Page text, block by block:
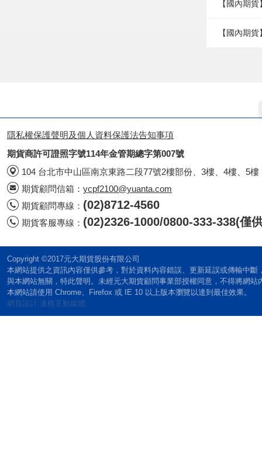
【國內期
【國內期
隱私權保護聲明及個人資料保護法告知事項
期貨商許可證照字號114年金管期總字第007號
104 台北市中山區南京東路二段77號2樓部份、3樓、4樓、5樓
期貨顧問信箱： ycpf2100@yuanta.com
期貨顧問專線： (02)8712-4560
期貨客服專線： (02)2326-1000/0800-333-338(僅
Copyright ©2017元大期貨股份有限公司
本網站提供之資訊內容僅供參考，對於資料內容錯誤、更新延誤或傳輸中
與本網站無關，特此聲明。未經元大期貨顧問事業部授權同意，不得將網站
本網站請使用 Chrome、Firefox 或 IE 10 以上版本瀏覽以達到最佳效果。
網頁設計:達格互動媒體